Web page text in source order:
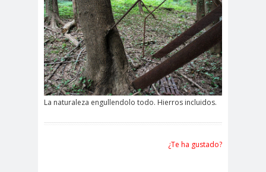
La naturaleza engullendolo todo. Hierros incluidos.
¿Te ha gustado?